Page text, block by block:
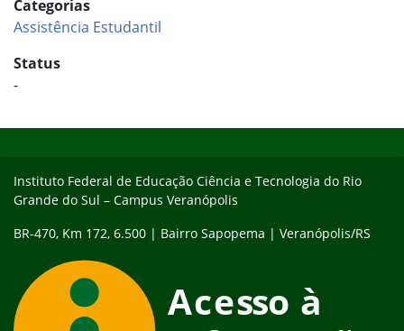
Categorias
Assistência Estudantil
Status
-
Instituto Federal de Educação Ciência e Tecnologia do Rio
Grande do Sul – Campus Veranópolis
BR-470, Km 172, 6.500 | Bairro Sapopema | Veranópolis/RS